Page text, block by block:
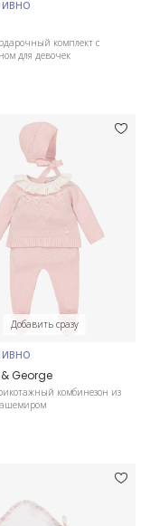
комплект с
для девочек
Добавить сразу
George
комбинезон из